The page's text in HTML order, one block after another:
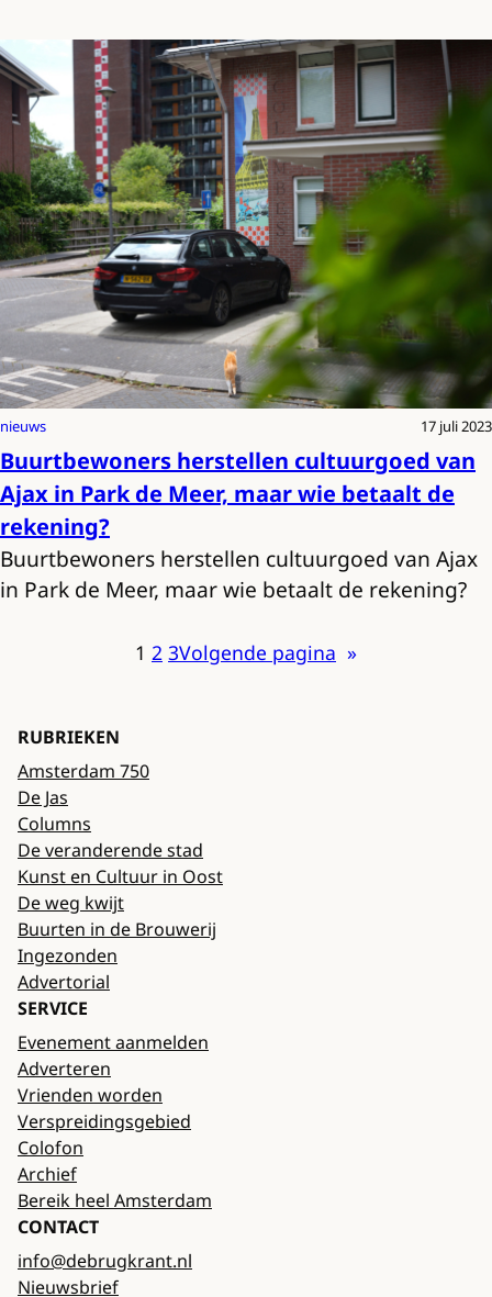
nieuws 17 juli 2023
Buurtbewoners herstellen cultuurgoed van
Ajax in Park de Meer, maar wie betaalt de
rekening?
Buurtbewoners herstellen cultuurgoed van Ajax
in Park de Meer, maar wie betaalt de rekening?
1 2 3Volgende pagina »
RUBRIEKEN
Amsterdam 750
De Jas
Columns
De veranderende stad
Kunst en Cultuur in Oost
De weg kwijt
Buurten in de Brouwerij
Ingezonden
Advertorial
SERVICE
Evenement aanmelden
Adverteren
Vrienden worden
Verspreidingsgebied
Colofon
Archief
Bereik heel Amsterdam
CONTACT
info@debrugkrant.nl
Nieuwsbrief